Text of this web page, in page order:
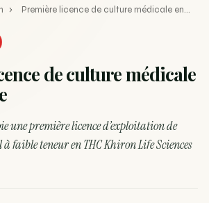
montre que la vaporisation du
ACTU
Cake
› Première licence de culture médicale en…
de culture médicale
une première licence d’exploitation de
faible teneur en THC Khiron Life Sciences